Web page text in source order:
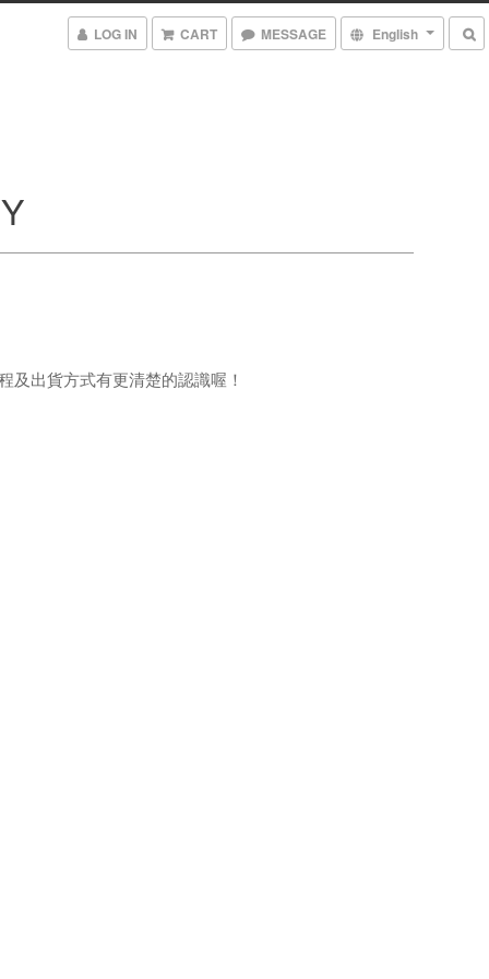
LOG IN CART MESSAGE English
出貨方式有更清楚的認識喔！